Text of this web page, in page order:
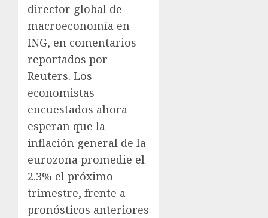
director global de
macroeconomía en
ING, en comentarios
reportados por
Reuters. Los
economistas
encuestados ahora
esperan que la
inflación general de la
eurozona promedie el
2.3% el próximo
trimestre, frente a
pronósticos anteriores